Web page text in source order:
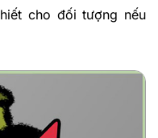
cho đối tượng nếu